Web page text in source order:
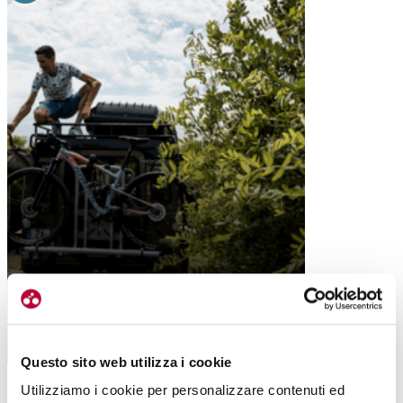
Questo sito web utilizza i cookie
Utilizziamo i cookie per personalizzare contenuti ed
SCEGLIAMO IL PORTABICI: I CONSIGLI